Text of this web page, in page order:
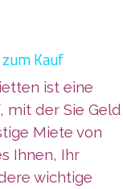
Kauf
ist eine
mit der Sie Geld
Miete von
Ihnen, Ihr
wichtige